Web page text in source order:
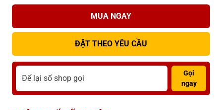
MUA NGAY
ĐẶT THEO YÊU CẦU
Gọi
ngay